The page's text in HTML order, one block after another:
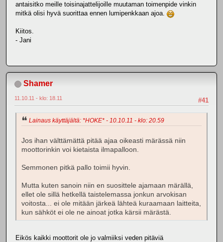
antaisitko meille toisinajattelijoille muutaman toimenpide vinkin
mitkä olisi hyvä suorittaa ennen lumipenkkaan ajoa.
Kiitos.
- Jani
Shamer
#41
11.10.11 - klo: 18.11
Lainaus käyttäjältä: *HOKE* - 10.10.11 - klo: 20.59
Jos ihan välttämättä pitää ajaa oikeasti märässä niin
moottorinkin voi kietaista ilmapalloon.
Semmonen pitkä pallo toimii hyvin.
Mutta kuten sanoin niin en suosittele ajamaan märällä,
ellet ole sillä hetkellä taistelemassa jonkun arvokisan
voitosta... ei ole mitään järkeä lähteä kuraamaan laitteita,
kun sähköt ei ole ne ainoat jotka kärsii märästä.
Eikös kaikki moottorit ole jo valmiiksi veden pitäviä